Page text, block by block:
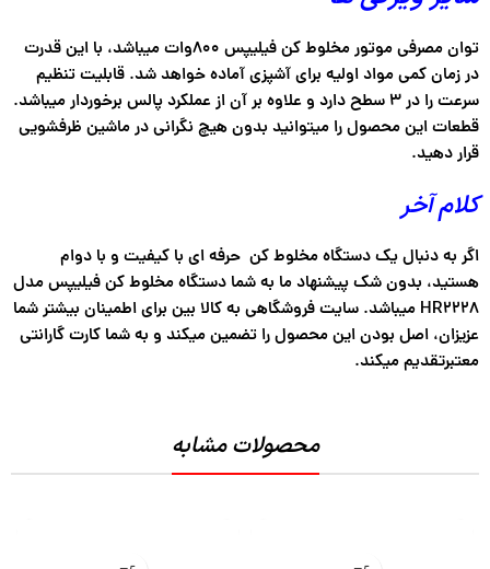
توان مصرفی موتور مخلوط کن فیلیپس ۸۰۰وات میباشد، با این قدرت
در زمان کمی مواد اولیه برای آشپزی آماده خواهد شد. قابلیت تنظیم
سرعت را در ۳ سطح دارد و علاوه بر آن از عملکرد پالس برخوردار میباشد.
قطعات این محصول را میتوانید بدون هیچ نگرانی در ماشین ظرفشویی
قرار دهید.
کلام آخر
اگر به دنبال یک دستگاه مخلوط کن حرفه ای با کیفیت و با دوام
هستید، بدون شک پیشنهاد ما به شما دستگاه مخلوط کن فیلیپس مدل
HR2228 میباشد. سایت فروشگاهی به کالا بین برای اطمینان بیشتر شما
عزیزان، اصل بودن این محصول را تضمین میکند و به شما کارت گارانتی
معتبرتقدیم میکند.
محصولات مشابه